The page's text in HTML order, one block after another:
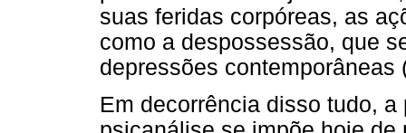
suas feridas corpóreas, as
como a despossessão, que
depressões contemporâneas
Em decorrência disso tudo,